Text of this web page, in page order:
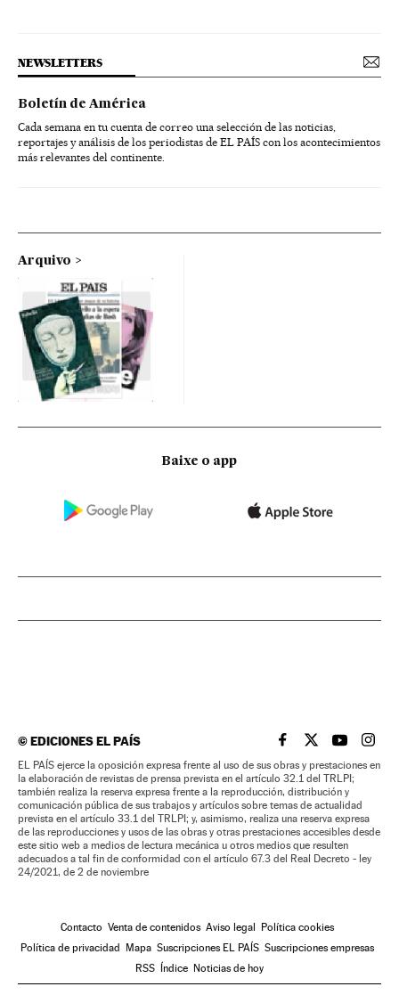
NEWSLETTERS
Boletín de América
Cada semana en tu cuenta de correo una selección de las noticias,
reportajes y análisis de los periodistas de EL PAÍS con los acontecimientos
más relevantes del continente.
Arquivo
Baixe o app
©EDICIONES EL PAÍS EL PAÍS BRASIL EN
EL PAÍSEL PAÍS
EL
EL PAÍS ejerce la oposición expresa frente al uso de sus obras y prestaciones en
la elaboración de revistas de prensa prevista en el artículo 32.1 del TRLPI;
también realiza la reserva expresa frente a la reproducción, distribución y
comunicación pública de sus trabajos y artículos sobre temas de actualidad
prevista en el artículo 33.1 del TRLPI; y, asimismo, realiza una reserva expresa
de las reproducciones y usos de las obras y otras prestaciones accesibles desde
este sitio web a medios de lectura mecánica u otros medios que resulten
adecuados a tal fin de conformidad con el artículo 67.3 del Real Decreto - ley
24/2021, de 2 de noviembre
Contacto Venta de contenidos Aviso legal Política cookies
Política de privacidad Mapa Suscripciones EL PAÍS Suscripciones empresas
RSS Índice Noticias de hoy